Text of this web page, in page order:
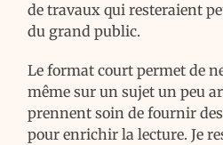
de travaux qui resteraient
du grand public.
Le format court permet de
même sur un sujet un peu
prennent soin de fournir
pour enrichir la lecture. Je